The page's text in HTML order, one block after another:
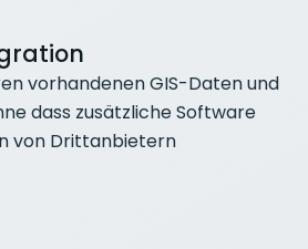
vorhandenen GIS-Daten und
dass zusätzliche Software
von Drittanbietern